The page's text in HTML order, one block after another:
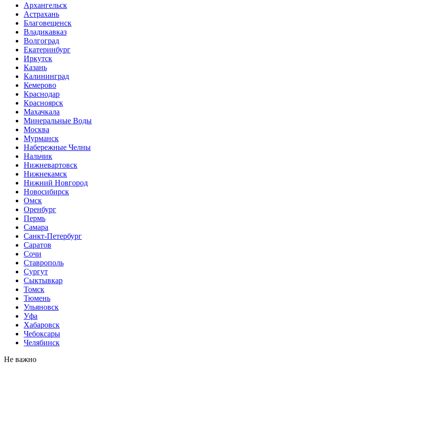
Архангельск
Астрахань
Благовещенск
Владикавказ
Волгоград
Екатеринбург
Иркутск
Казань
Калининград
Кемерово
Краснодар
Красноярск
Махачкала
Минеральные Воды
Москва
Мурманск
Набережные Челны
Нальчик
Нижневартовск
Нижнекамск
Нижний Новгород
Новосибирск
Омск
Оренбург
Пермь
Самара
Санкт-Петербург
Саратов
Сочи
Ставрополь
Сургут
Сыктывкар
Томск
Тюмень
Ульяновск
Уфа
Хабаровск
Чебоксары
Челябинск
Не важно